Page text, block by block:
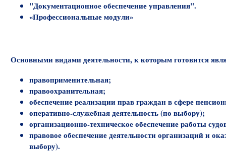
"Документационное обеспечение управления".
«Профессиональные модули»
Основными видами деятельности, к которым готовится
правоприменительная;
правоохранительная;
обеспечение реализации прав граждан в сфере
оперативно-служебная деятельность (по выбору);
организационно-техническое обеспечение работы
правовое обеспечение деятельности организаций и
выбору).